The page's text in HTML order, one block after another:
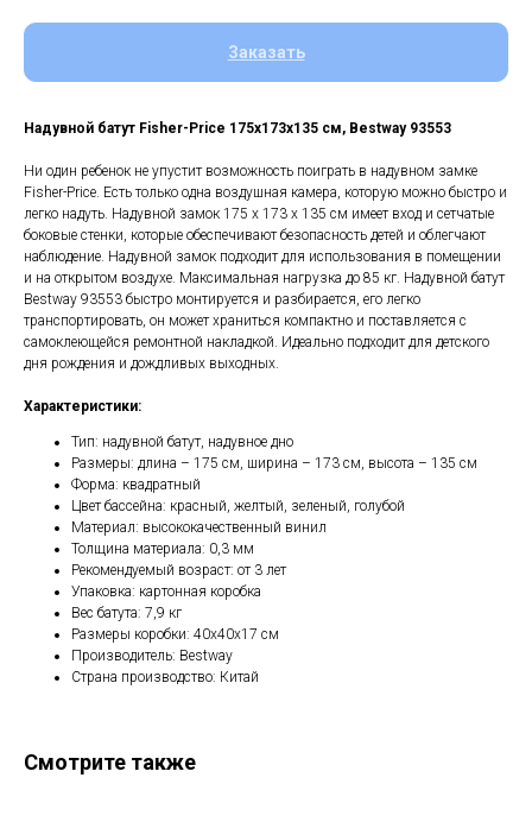
Заказать
Надувной батут Fisher-Price 175x173х135 см, Bestway 93553
Ни один ребенок не упустит возможность поиграть в надувном замке
Fisher-Price. Есть только одна воздушная камера, которую можно быстро и
легко надуть. Надувной замок 175 x 173 x 135 см имеет вход и сетчатые
боковые стенки, которые обеспечивают безопасность детей и облегчают
наблюдение. Надувной замок подходит для использования в помещении
и на открытом воздухе. Максимальная нагрузка до 85 кг. Надувной батут
Bestway 93553 быстро монтируется и разбирается, его легко
транспортировать, он может храниться компактно и поставляется с
самоклеющейся ремонтной накладкой. Идеально подходит для детского
дня рождения и дождливых выходных.
Характеристики:
Тип: надувной батут, надувное дно
Размеры: длина – 175 см, ширина – 173 см, высота – 135 см
Форма: квадратный
Цвет бассейна: красный, желтый, зеленый, голубой
Материал: высококачественный винил
Толщина материала: 0,3 мм
Рекомендуемый возраст: от 3 лет
Упаковка: картонная коробка
Вес батута: 7,9 кг
Размеры коробки: 40x40x17 см
Производитель: Bestway
Страна производство: Китай
Смотрите также